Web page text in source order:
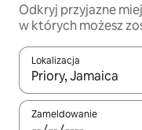
Odkryj przyjazne
w których możesz
Lokalizacja
Gdy wyniki będą
Zameldowanie